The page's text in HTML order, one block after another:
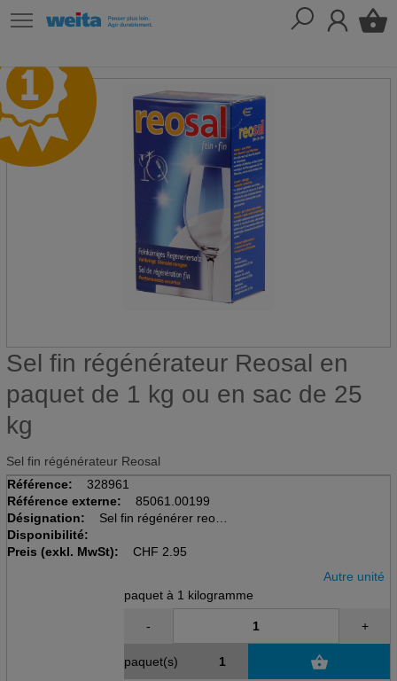
Sel fin régénérateur Reosal en
paquet de 1 kg ou en sac de 25
kg
Sel fin régénérateur Reosal
Référence:
328961
Référence externe:
85061.00199
Désignation:
Sel fin régénérer reosal
Disponibilité:
Preis (exkl. MwSt):
CHF 2.95
Autre unité
paquet à 1 kilogramme
- +
paquet(s)